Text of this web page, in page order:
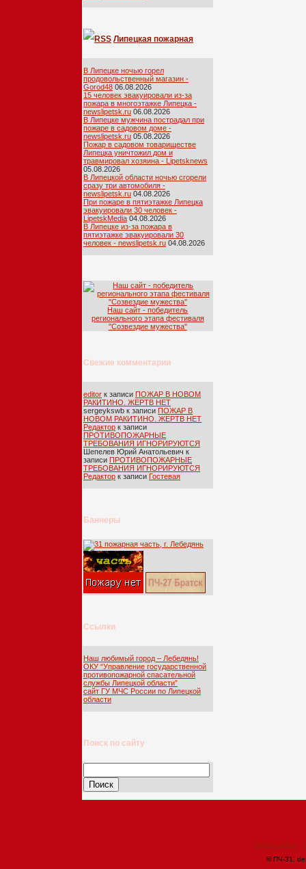
Липецкая пожарная
В Липецке ночью горел
продовольственный магазин -
Gorod48 06.08.2026
15 человек эвакуировали из-за
пожара в многоэтажке Липецка -
newslipetsk.ru 06.08.2026
В Липецке мужчина пострадал при
пожаре в садовом доме -
newslipetsk.ru 05.08.2026
Пожар в садовом товариществе
Липецка уничтожил дом и
травмировал хозяина - Lipetsknews
05.08.2026
В Липецкой области ночью сгорели
сразу три автомобиля -
newslipetsk.ru 04.08.2026
При пожаре в пятиэтажке Липецка
эвакуировали 30 человек -
LipetskMedia 04.08.2026
В Липецке из-за пожара в
пятиэтажке эвакуировали 30
человек - newslipetsk.ru 04.08.2026
Наш сайт - победитель
регионального этапа фестиваля
''Созвездие мужества''
Свежие комментарии
editor к записи ПОЖАР В НОВОМ
РАКИТИНО. ЖЕРТВ НЕТ
sergeykswb к записи ПОЖАР В
НОВОМ РАКИТИНО. ЖЕРТВ НЕТ
Редактор к записи
ПРОТИВОПОЖАРНЫЕ
ТРЕБОВАНИЯ ИГНОРИРУЮТСЯ
Шепелев Юрий Анатольевич к
записи ПРОТИВОПОЖАРНЫЕ
ТРЕБОВАНИЯ ИГНОРИРУЮТСЯ
Редактор к записи Гостевая
Баннеры
Ссылки
Наш любимый город – Лебедянь!
ОКУ “Управление государственной
противопожарной спасательной
службы Липецкой области”
сайт ГУ МЧС России по Липецкой
области
Поиск по сайту
Найти:
Карта сайта
© ПЧ-31.